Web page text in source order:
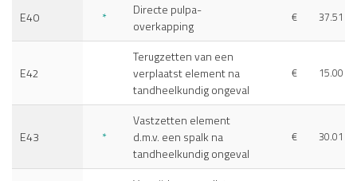
E40 *
Directe pulpa-
overkapping
€ 37.51
E42
Terugzetten van een
verplaatst element na
tandheelkundig ongeval
€ 15.00
E43 *
Vastzetten element
d.m.v. een spalk na
tandheelkundig ongeval
€ 30.01